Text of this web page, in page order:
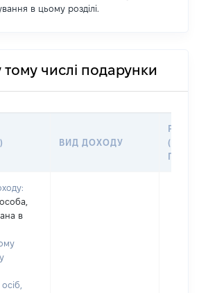
в цьому розділі.
тому числі подарунки
ВИД ДОХОДУ
ГРН
в